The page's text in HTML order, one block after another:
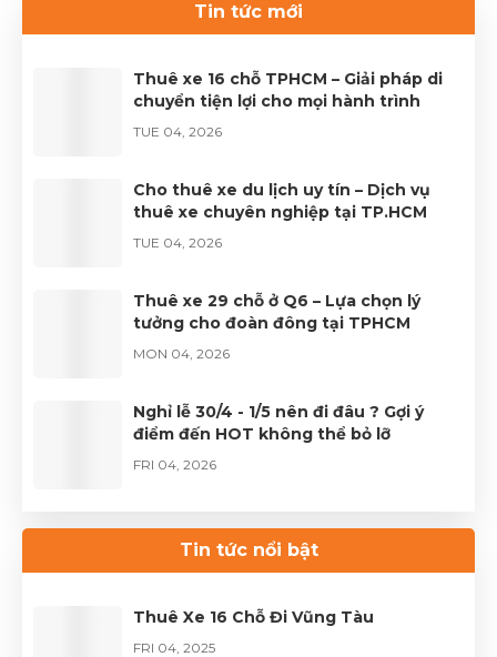
Cảnh để được phục vụ tốt nhất.Liên hệ 0899 78
Tin tức mới
Thuê xe 16 chỗ TPHCM – Giải pháp di
chuyển tiện lợi cho mọi hành trình
TUE 04, 2026
Cho thuê xe du lịch uy tín – Dịch vụ
thuê xe chuyên nghiệp tại TP.HCM
TUE 04, 2026
Thuê xe 29 chỗ ở Q6 – Lựa chọn lý
tưởng cho đoàn đông tại TPHCM
MON 04, 2026
Nghỉ lễ 30/4 - 1/5 nên đi đâu ? Gợi ý
điểm đến HOT không thể bỏ lỡ
FRI 04, 2026
– Hành trình đầy trọn vẹn
FRI 04, 2026
Tin tức nổi bật
Thuê Xe 16 Chỗ Đi Vũng Tàu
FRI 04, 2025